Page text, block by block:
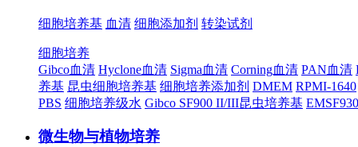
细胞培养基 血清 细胞添加剂 转染试剂
细胞培养
Gibco血清 Hyclone血清 Sigma血清 Corning血清 PAN血清
养基 昆虫细胞培养基 细胞培养添加剂 DMEM RPMI-1640
PBS 细胞培养级水 Gibco SF900 II/III昆虫培养基
微生物与植物培养